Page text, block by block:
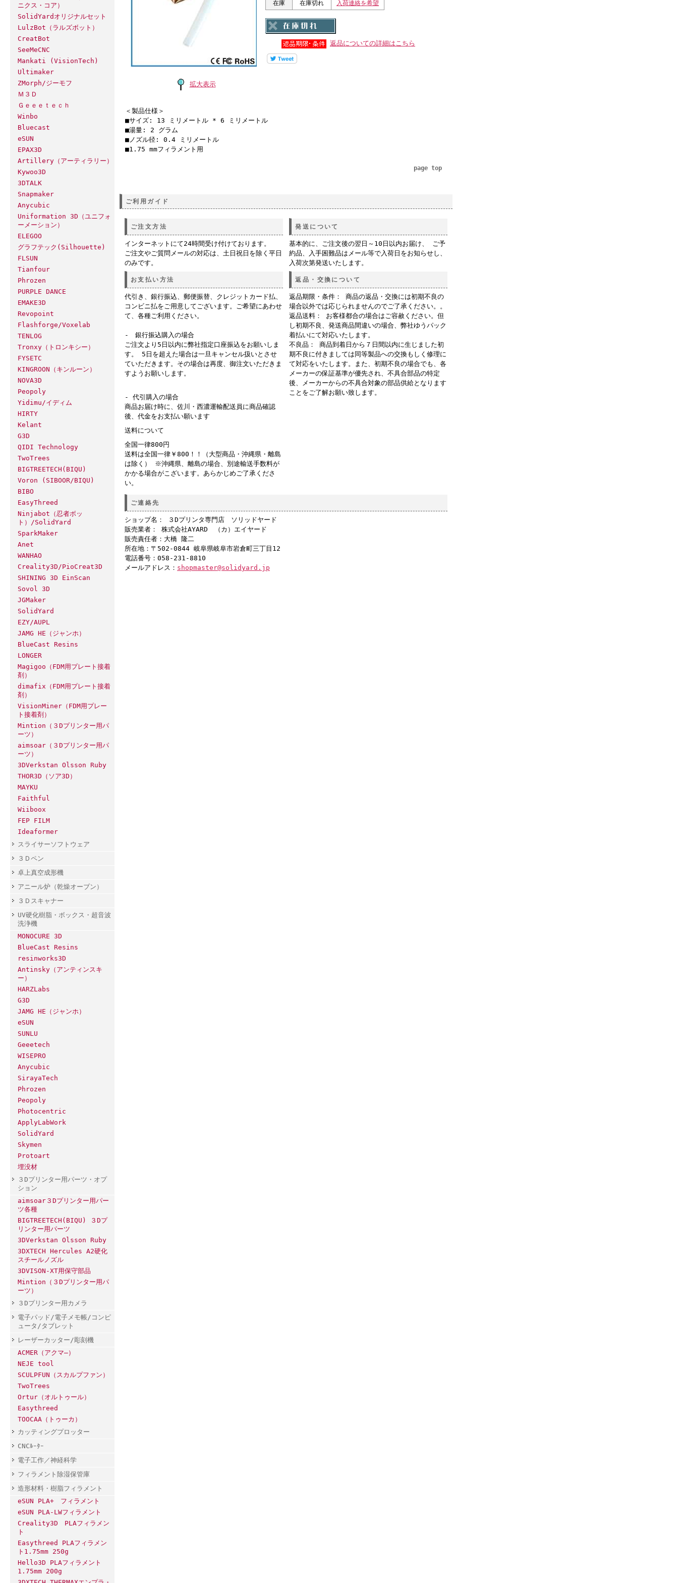
ニクス・コア）
SolidYardオリジナルセット
LulzBot（ラルズボット）
CreatBot
SeeMeCNC
Mankati (VisionTech)
Ultimaker
ZMorph/ジーモフ
Ｍ３Ｄ
Ｇｅｅｅｔｅｃｈ
Winbo
Bluecast
eSUN
EPAX3D
Artillery（アーティラリー）
Kywoo3D
3DTALK
Snapmaker
Anycubic
Uniformation 3D（ユニフォ
ーメーション）
ELEGOO
グラフテック(Silhouette)
FLSUN
Tianfour
Phrozen
PURPLE DANCE
EMAKE3D
Revopoint
Flashforge/Voxelab
TENLOG
Tronxy（トロンキシー）
FYSETC
KINGROON（キンルーン）
NOVA3D
Peopoly
Yidimu/イディム
HIRTY
Kelant
G3D
QIDI Technology
TwoTrees
BIGTREETECH(BIQU)
Voron (SIBOOR/BIQU)
BIBO
EasyThreed
Ninjabot（忍者ボッ
ト）/SolidYard
SparkMaker
Anet
WANHAO
Creality3D/PioCreat3D
SHINING 3D EinScan
Sovol 3D
JGMaker
SolidYard
EZY/AUPL
JAMG HE（ジャンホ）
BlueCast Resins
LONGER
Magigoo（FDM用プレート接着
剤）
dimafix（FDM用プレート接着
剤）
VisionMiner（FDM用プレー
ト接着剤）
Mintion（３Dプリンター用パ
ーツ）
aimsoar（３Dプリンター用パ
ーツ）
3DVerkstan Olsson Ruby
THOR3D（ソア3D）
MAYKU
Faithful
Wiiboox
FEP FILM
Ideaformer
スライサーソフトウェア
３Ｄペン
卓上真空成形機
アニール炉（乾燥オーブン）
３Ｄスキャナー
UV硬化樹脂・ボックス・超音波
洗浄機
MONOCURE 3D
BlueCast Resins
resinworks3D
Antinsky（アンティンスキ
ー）
HARZLabs
G3D
JAMG HE（ジャンホ）
eSUN
SUNLU
Geeetech
WISEPRO
Anycubic
SirayaTech
Phrozen
Peopoly
Photocentric
ApplyLabWork
SolidYard
Skymen
Protoart
埋没材
３Dプリンター用パーツ・オプ
ション
aimsoar３Dプリンター用パー
ツ各種
BIGTREETECH(BIQU) ３Dプ
リンター用パーツ
3DVerkstan Olsson Ruby
3DXTECH Hercules A2硬化
スチールノズル
3DVISON-XT用保守部品
Mintion（３Dプリンター用パ
ーツ）
３Dプリンター用カメラ
電子パッド/電子メモ帳/コンピ
ュータ/タブレット
レーザーカッター/彫刻機
ACMER（アクマ―）
NEJE tool
SCULPFUN（スカルプファン）
TwoTrees
Ortur（オルトゥール）
Easythreed
TOOCAA（トゥーカ）
カッティングプロッター
CNCﾙｰﾀｰ
電子工作／神経科学
フィラメント除湿保管庫
造形材料・樹脂フィラメント
eSUN PLA+ フィラメント
eSUN PLA-LWフィラメント
Creality3D PLAフィラメン
ト
Easythreed PLAフィラメン
ト1.75mm 250g
Hello3D PLAフィラメント
1.75mm 200g
拡大表示
在庫 在庫切れ 入荷連絡を希望
返品についての詳細はこちら
＜製品仕様＞
■サイズ: 13 ミリメートル * 6 ミリメートル
■湯量: 2 グラム
■ノズル径: 0.4 ミリメートル
■1.75 mmフィラメント用
page top
ご利用ガイド
ご注文方法
インターネットにて24時間受け付けております。
ご注文やご質問メールの対応は、土日祝日を除く平日
のみです。
お支払い方法
代引き、銀行振込、郵便振替、クレジットカード払、
コンビニ払をご用意してございます。ご希望にあわせ
て、各種ご利用ください。
- 銀行振込購入の場合
ご注文より5日以内に弊社指定口座振込をお願いしま
す。 5日を超えた場合は一旦キャンセル扱いとさせ
ていただきます。その場合は再度、御注文いただきま
すようお願いします。
- 代引購入の場合
商品お届け時に、佐川・西濃運輸配送員に商品確認
後、代金をお支払い願います
送料について
全国一律800円
送料は全国一律￥800！！（大型商品・沖縄県・離島
は除く） ※沖縄県、離島の場合、別途輸送手数料が
かかる場合がこざいます。あらかじめご了承くださ
い。
発送について
基本的に、ご注文後の翌日～10日以内お届け、 ご予
約品、入手困難品はメール等で入荷日をお知らせし、
入荷次第発送いたします。
返品・交換について
返品期限・条件： 商品の返品・交換には初期不良の
場合以外では応じられませんのでご了承ください。。
返品送料： お客様都合の場合はご容赦ください。但
し初期不良、発送商品間違いの場合、弊社ゆうパック
着払いにて対応いたします。
不良品： 商品到着日から７日間以内に生じました初
期不良に付きましては同等製品への交換もしく修理に
て対応をいたします。また、初期不良の場合でも、各
メーカーの保証基準が優先され、不具合部品の特定
後、メーカーからの不具合対象の部品供給となります
ことをご了解お願い致します。
ご連絡先
ショップ名： ３Dプリンタ専門店 ソリッドヤード
販売業者： 株式会社AYARD （カ）エイヤード
販売責任者：大橋 隆二
所在地：〒502-0844 岐阜県岐阜市岩倉町三丁目12
電話番号：058-231-8810
メールアドレス： shopmaster@solidyard.jp